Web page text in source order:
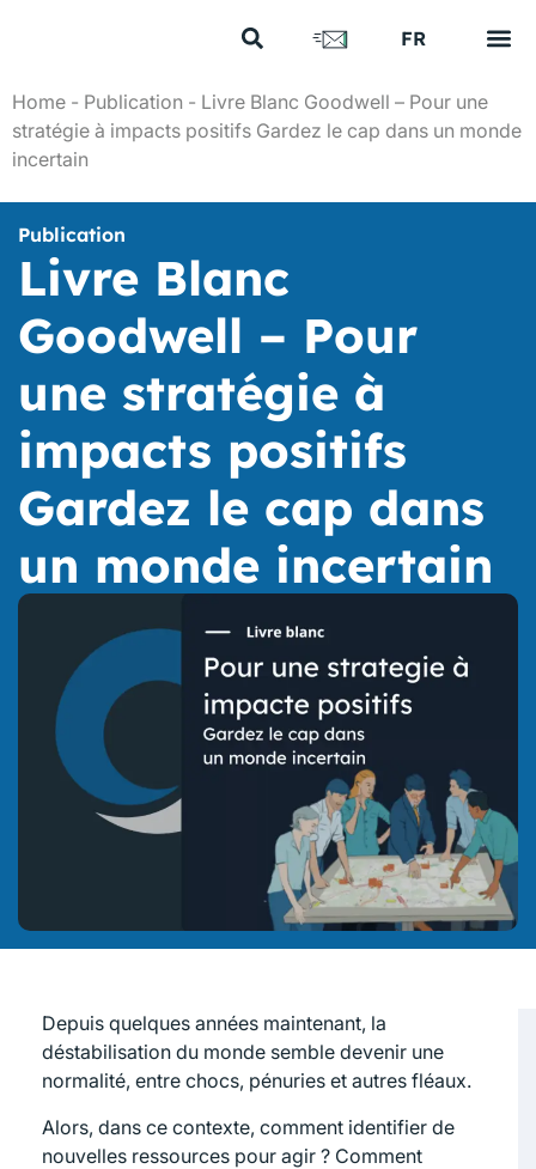
FR
EN
Home - Publication - Livre Blanc Goodwell – Pour une
stratégie à impacts positifs Gardez le cap dans un monde
incertain
Publication
Livre Blanc
Goodwell – Pour
une stratégie à
impacts positifs
Gardez le cap dans
un monde incertain
Depuis quelques années maintenant, la
déstabilisation du monde semble devenir une
normalité, entre chocs, pénuries et autres fléaux.
Alors, dans ce contexte, comment identifier de
nouvelles ressources pour agir ? Comment